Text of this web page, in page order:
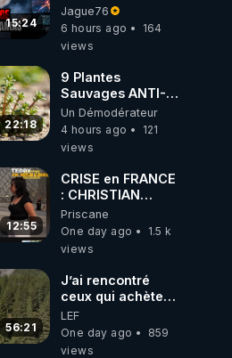
15:24
Jague76
6 hours ago
164
views
22:18
9 Plantes
Sauvages ANTI-
FAMINE: ces
Ressources
Haies
Un Démodérateur
4 hours ago
121
views
12:55
CRISE en FRANCE
: CHRISTIAN
COTTEN FAIT une
étrange
découverte
Priscane
One day ago
1.5 k
views
56:21
J’ai rencontré
ceux qui achètent
des bunkers pour
survivre à la fin
du monde
LEF
One day ago
859
views